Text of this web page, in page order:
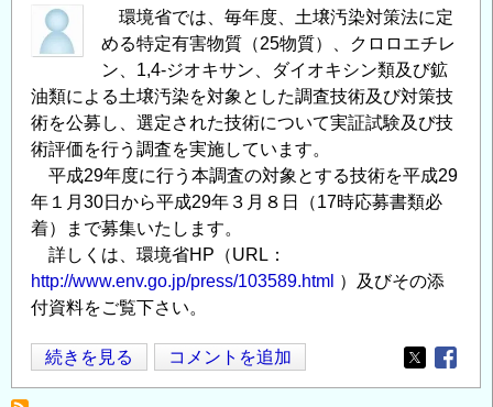
そ
の
止
対
策
に
関
す
る
研
究
集
会
環境省では、毎年度、土壌汚染対策法に定
める特定有害物質（25物質）、クロロエチレ
ン、1,4-ジオキサン、ダイオキシン類及び鉱
油類による土壌汚染を対象とした調査技術及び対策技
術を公募し、選定された技術について実証試験及び技
術評価を行う調査を実施しています。
平成29年度に行う本調査の対象とする技術を平成29
年１月30日から平成29年３月８日（17時応募書類必
着）まで募集いたします。
詳しくは、環境省HP（URL：
http://www.env.go.jp/press/103589.html ）及びその添
付資料をご覧下さい。
環
境
続きを見る コメントを追加
Opens in